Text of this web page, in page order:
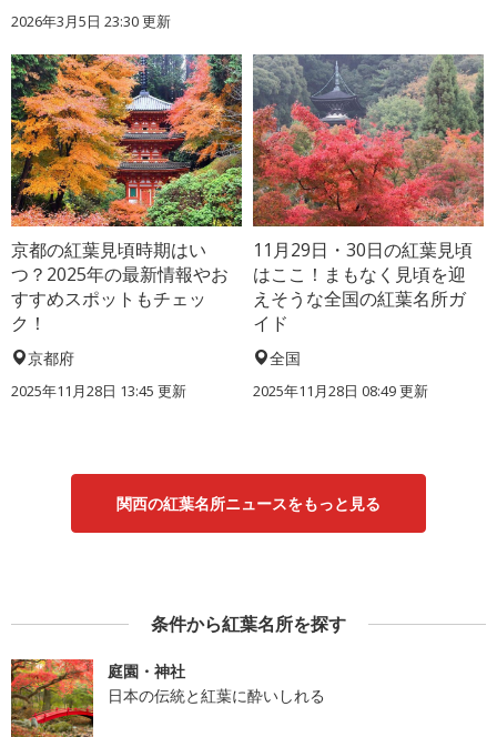
2026年3月5日 23:30 更新
京都の紅葉見頃時期はい
つ？2025年の最新情報やお
すすめスポットもチェッ
ク！
京都府
2025年11月28日 13:45 更新
11月29日・30日の紅葉見頃
はここ！まもなく見頃を迎
えそうな全国の紅葉名所ガ
イド
全国
2025年11月28日 08:49 更新
関西の紅葉名所ニュースをもっと見る
条件から紅葉名所を探す
庭園・神社
日本の伝統と紅葉に酔いしれる